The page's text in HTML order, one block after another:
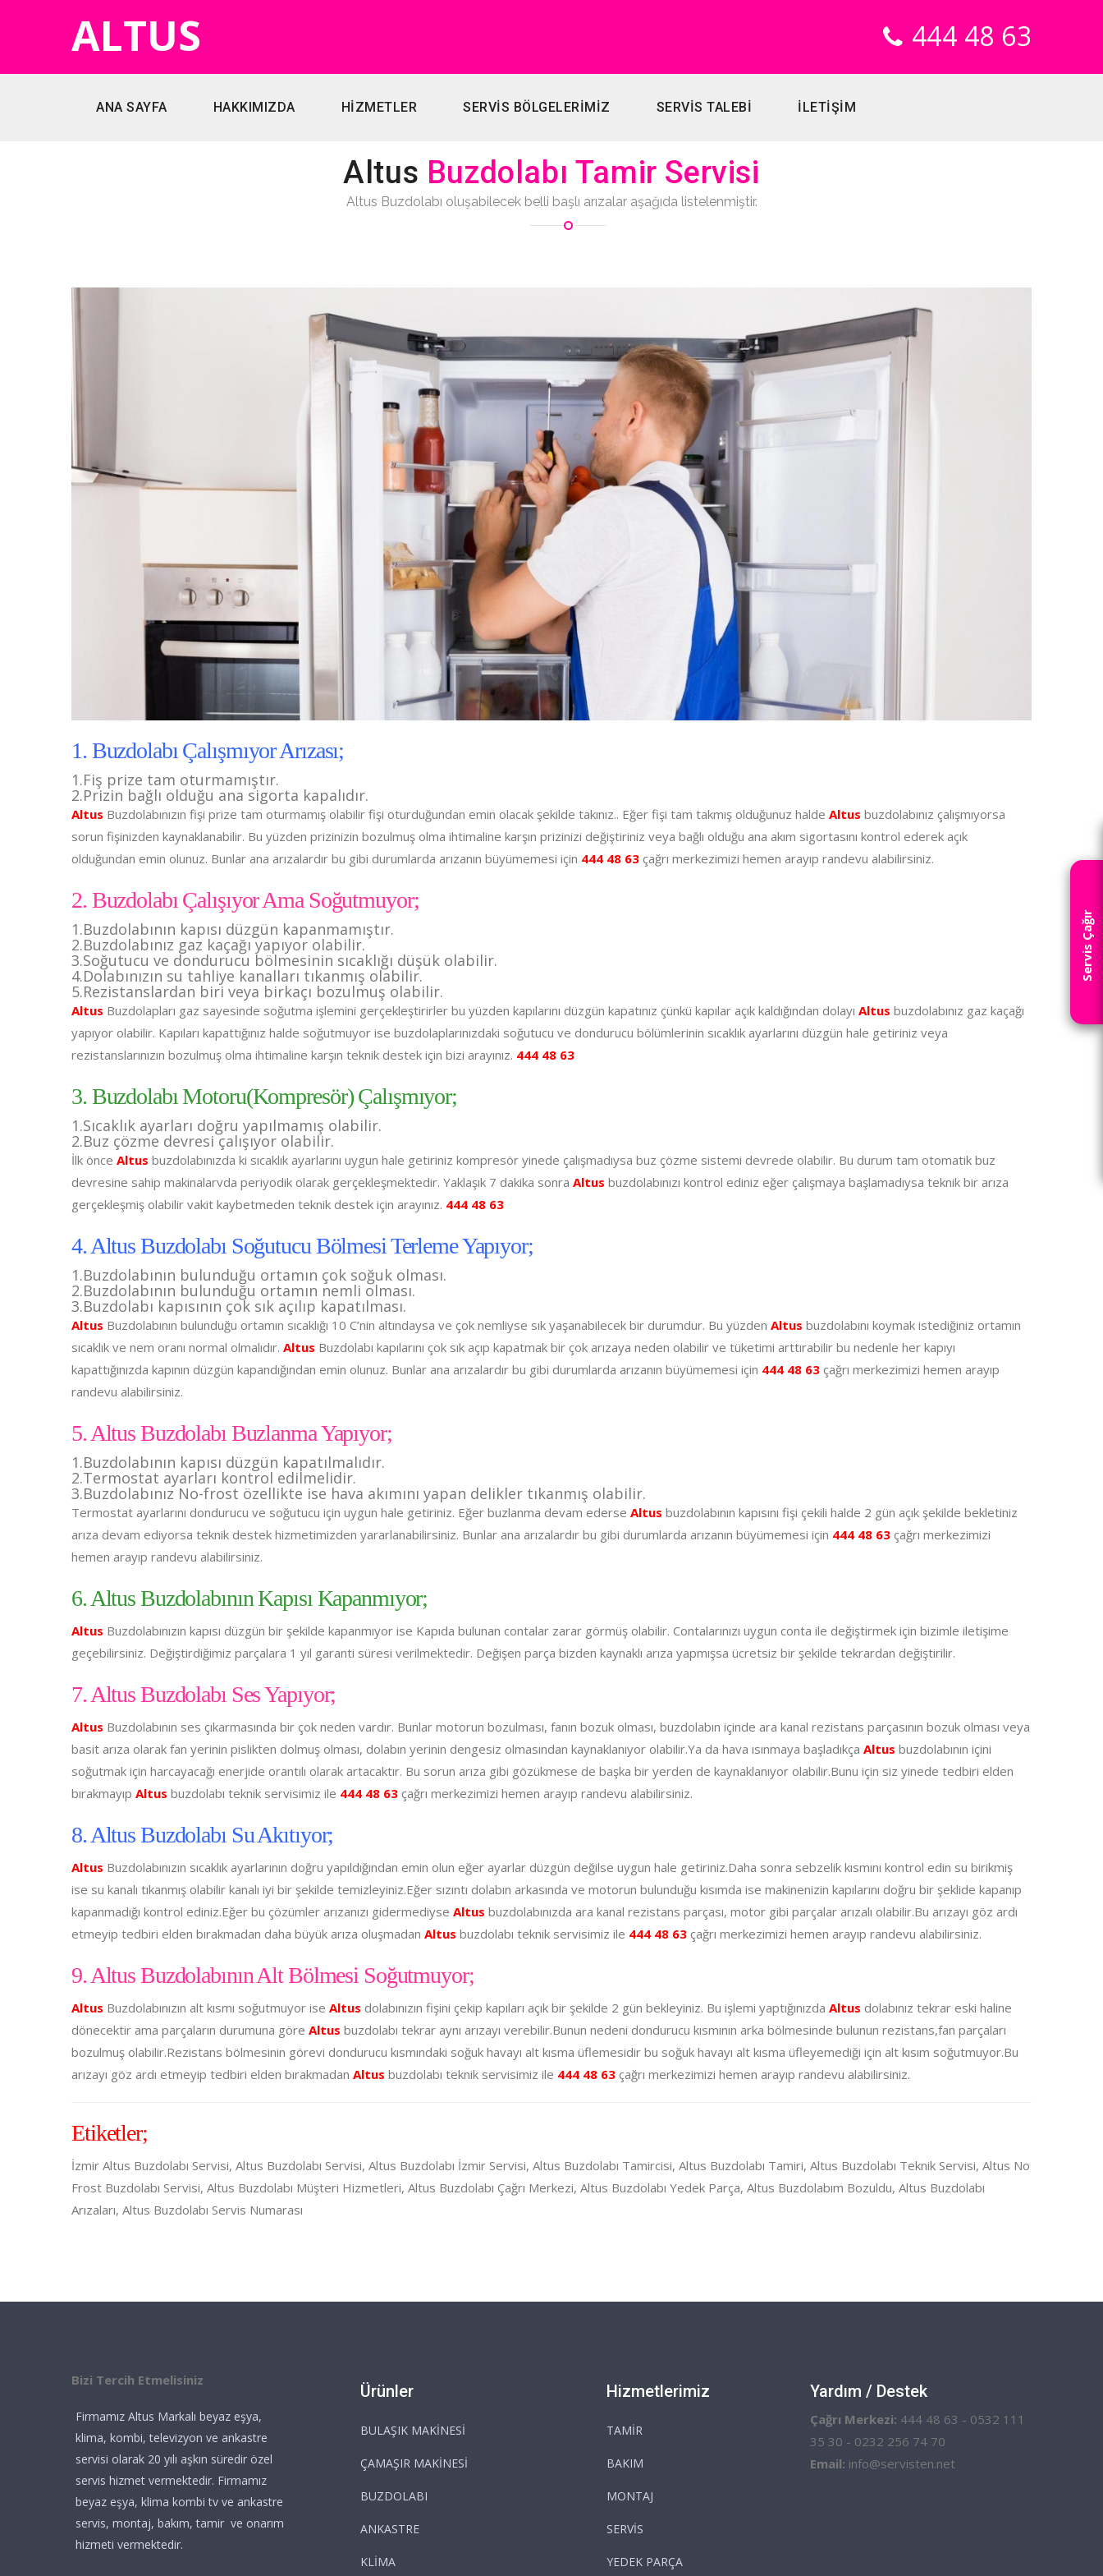
Servis Çağır
ALTUS 444 48 63
ANA SAYFA HAKKIMIZDA HİZMETLER SERVİS BÖLGELERİMİZ SERVİS TALEBİ İLETİŞİM
Altus Buzdolabı Tamir Servisi
Altus Buzdolabı oluşabilecek belli başlı arızalar aşağıda listelenmiştir.
1. Buzdolabı Çalışmıyor Arızası;
1.Fiş prize tam oturmamıştır.
2.Prizin bağlı olduğu ana sigorta kapalıdır.
Altus Buzdolabınızın fişi prize tam oturmamış olabilir fişi oturduğundan emin olacak şekilde takınız.. Eğer fişi tam takmış olduğunuz halde Altus buzdolabınız çalışmıyorsa
sorun fişinizden kaynaklanabilir. Bu yüzden prizinizin bozulmuş olma ihtimaline karşın prizinizi değiştiriniz veya bağlı olduğu ana akım sigortasını kontrol ederek açık
olduğundan emin olunuz. Bunlar ana arızalardır bu gibi durumlarda arızanın büyümemesi için 444 48 63 çağrı merkezimizi hemen arayıp randevu alabilirsiniz.
2. Buzdolabı Çalışıyor Ama Soğutmuyor;
1.Buzdolabının kapısı düzgün kapanmamıştır.
2.Buzdolabınız gaz kaçağı yapıyor olabilir.
3.Soğutucu ve dondurucu bölmesinin sıcaklığı düşük olabilir.
4.Dolabınızın su tahliye kanalları tıkanmış olabilir.
5.Rezistanslardan biri veya birkaçı bozulmuş olabilir.
Altus Buzdolapları gaz sayesinde soğutma işlemini gerçekleştirirler bu yüzden kapılarını düzgün kapatınız çünkü kapılar açık kaldığından dolayı Altus buzdolabınız gaz kaçağı
yapıyor olabilir. Kapıları kapattığınız halde soğutmuyor ise buzdolaplarınızdaki soğutucu ve dondurucu bölümlerinin sıcaklık ayarlarını düzgün hale getiriniz veya
rezistanslarınızın bozulmuş olma ihtimaline karşın teknik destek için bizi arayınız. 444 48 63
3. Buzdolabı Motoru(Kompresör) Çalışmıyor;
1.Sıcaklık ayarları doğru yapılmamış olabilir.
2.Buz çözme devresi çalışıyor olabilir.
İlk önce Altus buzdolabınızda ki sıcaklık ayarlarını uygun hale getiriniz kompresör yinede çalışmadıysa buz çözme sistemi devrede olabilir. Bu durum tam otomatik buz
devresine sahip makinalarvda periyodik olarak gerçekleşmektedir. Yaklaşık 7 dakika sonra Altus buzdolabınızı kontrol ediniz eğer çalışmaya başlamadıysa teknik bir arıza
gerçekleşmiş olabilir vakit kaybetmeden teknik destek için arayınız. 444 48 63
4. Altus Buzdolabı Soğutucu Bölmesi Terleme Yapıyor;
1.Buzdolabının bulunduğu ortamın çok soğuk olması.
2.Buzdolabının bulunduğu ortamın nemli olması.
3.Buzdolabı kapısının çok sık açılıp kapatılması.
Altus Buzdolabının bulunduğu ortamın sıcaklığı 10 C’nin altındaysa ve çok nemliyse sık yaşanabilecek bir durumdur. Bu yüzden Altus buzdolabını koymak istediğiniz ortamın
sıcaklık ve nem oranı normal olmalıdır. Altus Buzdolabı kapılarını çok sık açıp kapatmak bir çok arızaya neden olabilir ve tüketimi arttırabilir bu nedenle her kapıyı
kapattığınızda kapının düzgün kapandığından emin olunuz. Bunlar ana arızalardır bu gibi durumlarda arızanın büyümemesi için 444 48 63 çağrı merkezimizi hemen arayıp
randevu alabilirsiniz.
5. Altus Buzdolabı Buzlanma Yapıyor;
1.Buzdolabının kapısı düzgün kapatılmalıdır.
2.Termostat ayarları kontrol edilmelidir.
3.Buzdolabınız No-frost özellikte ise hava akımını yapan delikler tıkanmış olabilir.
Termostat ayarlarını dondurucu ve soğutucu için uygun hale getiriniz. Eğer buzlanma devam ederse Altus buzdolabının kapısını fişi çekili halde 2 gün açık şekilde bekletiniz
arıza devam ediyorsa teknik destek hizmetimizden yararlanabilirsiniz. Bunlar ana arızalardır bu gibi durumlarda arızanın büyümemesi için 444 48 63 çağrı merkezimizi
hemen arayıp randevu alabilirsiniz.
6. Altus Buzdolabının Kapısı Kapanmıyor;
Altus Buzdolabınızın kapısı düzgün bir şekilde kapanmıyor ise Kapıda bulunan contalar zarar görmüş olabilir. Contalarınızı uygun conta ile değiştirmek için bizimle iletişime
geçebilirsiniz. Değiştirdiğimiz parçalara 1 yıl garanti süresi verilmektedir. Değişen parça bizden kaynaklı arıza yapmışsa ücretsiz bir şekilde tekrardan değiştirilir.
7. Altus Buzdolabı Ses Yapıyor;
Altus Buzdolabının ses çıkarmasında bir çok neden vardır. Bunlar motorun bozulması, fanın bozuk olması, buzdolabın içinde ara kanal rezistans parçasının bozuk olması veya
basit arıza olarak fan yerinin pislikten dolmuş olması, dolabın yerinin dengesiz olmasından kaynaklanıyor olabilir.Ya da hava ısınmaya başladıkça Altus buzdolabının içini
soğutmak için harcayacağı enerjide orantılı olarak artacaktır. Bu sorun arıza gibi gözükmese de başka bir yerden de kaynaklanıyor olabilir.Bunu için siz yinede tedbiri elden
bırakmayıp Altus buzdolabı teknik servisimiz ile 444 48 63 çağrı merkezimizi hemen arayıp randevu alabilirsiniz.
8. Altus Buzdolabı Su Akıtıyor;
Altus Buzdolabınızın sıcaklık ayarlarının doğru yapıldığından emin olun eğer ayarlar düzgün değilse uygun hale getiriniz.Daha sonra sebzelik kısmını kontrol edin su birikmiş
ise su kanalı tıkanmış olabilir kanalı iyi bir şekilde temizleyiniz.Eğer sızıntı dolabın arkasında ve motorun bulunduğu kısımda ise makinenizin kapılarını doğru bir şeklide kapanıp
kapanmadığı kontrol ediniz.Eğer bu çözümler arızanızı gidermediyse Altus buzdolabınızda ara kanal rezistans parçası, motor gibi parçalar arızalı olabilir.Bu arızayı göz ardı
etmeyip tedbiri elden bırakmadan daha büyük arıza oluşmadan Altus buzdolabı teknik servisimiz ile 444 48 63 çağrı merkezimizi hemen arayıp randevu alabilirsiniz.
9. Altus Buzdolabının Alt Bölmesi Soğutmuyor;
Altus Buzdolabınızın alt kısmı soğutmuyor ise Altus dolabınızın fişini çekip kapıları açık bir şekilde 2 gün bekleyiniz. Bu işlemi yaptığınızda Altus dolabınız tekrar eski haline
dönecektir ama parçaların durumuna göre Altus buzdolabı tekrar aynı arızayı verebilir.Bunun nedeni dondurucu kısmının arka bölmesinde bulunun rezistans,fan parçaları
bozulmuş olabilir.Rezistans bölmesinin görevi dondurucu kısmındaki soğuk havayı alt kısma üflemesidir bu soğuk havayı alt kısma üfleyemediği için alt kısım soğutmuyor.Bu
arızayı göz ardı etmeyip tedbiri elden bırakmadan Altus buzdolabı teknik servisimiz ile 444 48 63 çağrı merkezimizi hemen arayıp randevu alabilirsiniz.
Etiketler;
İzmir Altus Buzdolabı Servisi, Altus Buzdolabı Servisi, Altus Buzdolabı İzmir Servisi, Altus Buzdolabı Tamircisi, Altus Buzdolabı Tamiri, Altus Buzdolabı Teknik Servisi, Altus No
Frost Buzdolabı Servisi, Altus Buzdolabı Müşteri Hizmetleri, Altus Buzdolabı Çağrı Merkezi, Altus Buzdolabı Yedek Parça, Altus Buzdolabım Bozuldu, Altus Buzdolabı
Arızaları, Altus Buzdolabı Servis Numarası
Bizi Tercih Etmelisiniz
Firmamız Altus Markalı beyaz eşya,
klima, kombi, televizyon ve ankastre
servisi olarak 20 yılı aşkın süredir özel
servis hizmet vermektedir. Firmamız
beyaz eşya, klima kombi tv ve ankastre
servis, montaj, bakım, tamir ve onarım
hizmeti vermektedir.
Ürünler
BULAŞIK MAKİNESİ
ÇAMAŞIR MAKİNESİ
BUZDOLABI
ANKASTRE
KLİMA
Hizmetlerimiz
TAMİR
BAKIM
MONTAJ
SERVİS
YEDEK PARÇA
Yardım / Destek
Çağrı Merkezi: 444 48 63 - 0532 111
35 30 - 0232 256 74 70
Email: info@servisten.net